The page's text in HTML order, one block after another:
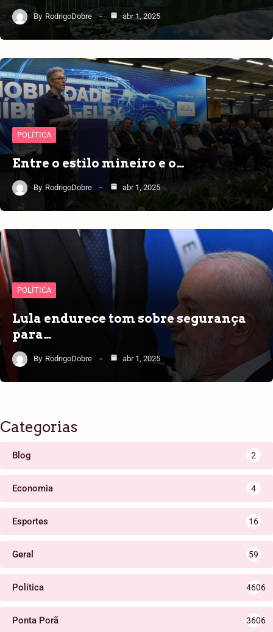
By RodrigoDobre abr 1, 2025
POLÍTICA
Entre o estilo mineiro e o…
By RodrigoDobre abr 1, 2025
POLÍTICA
Lula endurece tom sobre segurança
para…
By RodrigoDobre abr 1, 2025
Categorias
Blog 2
Economia 4
Esportes 16
Geral 59
Política 4606
Ponta Porã 3606